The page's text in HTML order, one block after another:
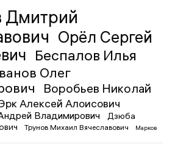
Дмитрий
Орёл Сергей
Беспалов Илья
Олег
Воробьев Николай
Алексей Алоисович
Владимирович
Дзюба
Трунов Михаил Вячеславович
Марков